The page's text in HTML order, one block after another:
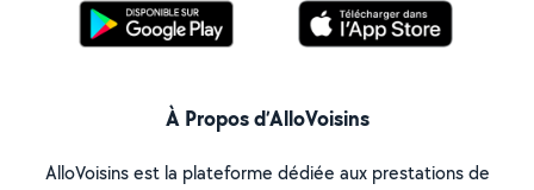
À Propos d’AlloVoisins
AlloVoisins est la plateforme dédiée aux prestations de